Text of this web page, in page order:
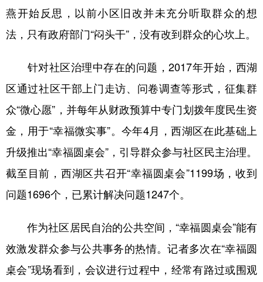
燕开始反思，以前小区旧改并未充分听取群众的想
法，只有政府部门“闷头干”，没有改到群众的心坎上。
针对社区治理中存在的问题，2017年开始，西湖
区通过社区干部上门走访、问卷调查等形式，征集群
众“微心愿”，并每年从财政预算中专门划拨年度民生资
金，用于“幸福微实事”。今年4月，西湖区在此基础上
升级推出“幸福圆桌会”，引导群众参与社区民主治理。
截至目前，西湖区共召开“幸福圆桌会”1199场，收到
问题1696个，已累计解决问题1247个。
作为社区居民自治的公共空间，“幸福圆桌会”能有
效激发群众参与公共事务的热情。记者多次在“幸福圆
桌会”现场看到，会议进行过程中，经常有路过或围观